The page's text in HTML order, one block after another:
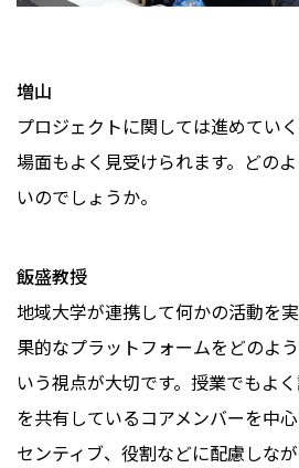
増山
プロジェクトに関しては進めてい
場面もよく見受けられます。どの
いのでしょうか。
飯盛教授
地域大学が連携して何かの活動を
果的なプラットフォームをどのよ
いう視点が大切です。授業でもよ
を共有しているコアメンバーを中
センティブ、役割などに配慮しな